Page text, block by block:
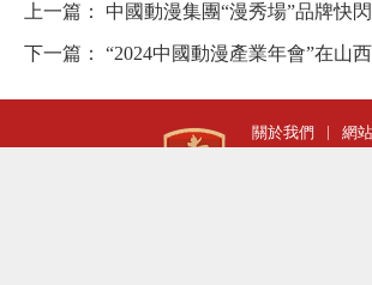
上一篇： 中國動漫集團“漫秀場”品牌快
下一篇： “2024中國動漫產業年會”在山